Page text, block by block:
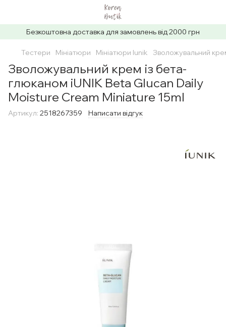
Безкоштовна доставка для замовлень від 2000 грн
Тестери Мініатюри Мініатюри Iunik Зволожувальний
Зволожувальний крем із бета-
глюканом iUNIK Beta Glucan Daily
Moisture Cream Miniature 15ml
Артикул: 2518267359 Написати відгук